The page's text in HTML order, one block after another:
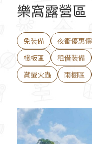
樂窩露營區
免裝備 夜衝優惠價
棧板區
租借裝備
賞螢火蟲
雨棚區